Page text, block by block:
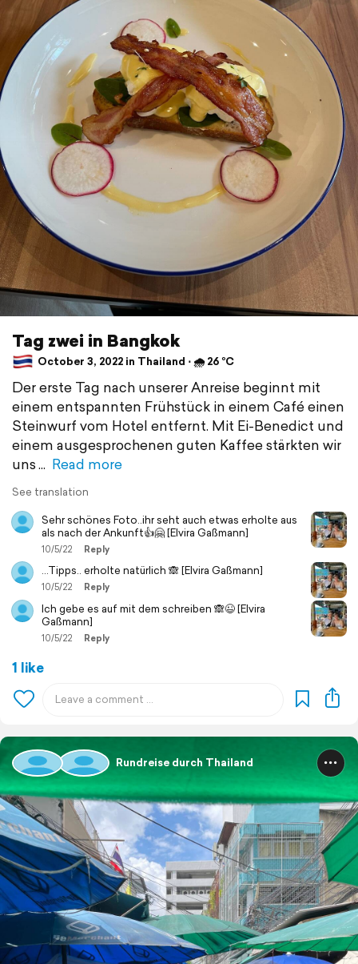
Tag zwei in Bangkok
October 3, 2022 in Thailand ⋅ 🌧 26 °C
Der erste Tag nach unserer Anreise beginnt mit
einem entspannten Frühstück in einem Café einen
Steinwurf vom Hotel entfernt. Mit Ei-Benedict und
einem ausgesprochenen guten Kaffee stärkten wir
uns
Read more
See translation
Sehr schönes Foto..ihr seht auch etwas erholte aus
als nach der Ankunft👍🤗 [Elvira Gaßmann]
10/5/22 Reply
...Tipps.. erholte natürlich 🙈 [Elvira Gaßmann]
10/5/22 Reply
Ich gebe es auf mit dem schreiben 🙈😉 [Elvira
Gaßmann]
10/5/22 Reply
1 like
Rundreise durch Thailand